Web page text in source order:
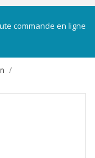
commande en ligne
/